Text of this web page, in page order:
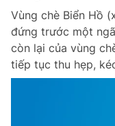
Vùng chè Biển Hồ
đứng trước một
còn lại của vùng
tiếp tục thu hẹp,